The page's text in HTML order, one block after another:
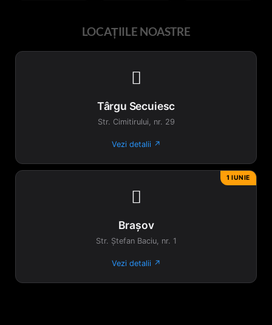
LOCAȚIILE NOASTRE

Târgu Secuiesc
Str. Cimitirului, nr. 29
Vezi detalii ↗
1 IUNIE

Brașov
Str. Ștefan Baciu, nr. 1
Vezi detalii ↗